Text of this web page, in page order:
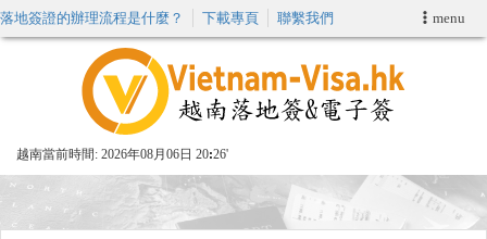
menu
落地簽證的辦理流程是什麼？ 下載專頁 聯繫我們
越南當前時間: 2026年08月06日 20 26'
申請簽證
VIP快速通關服务